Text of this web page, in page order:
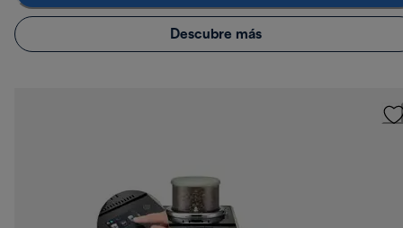
Descubre más